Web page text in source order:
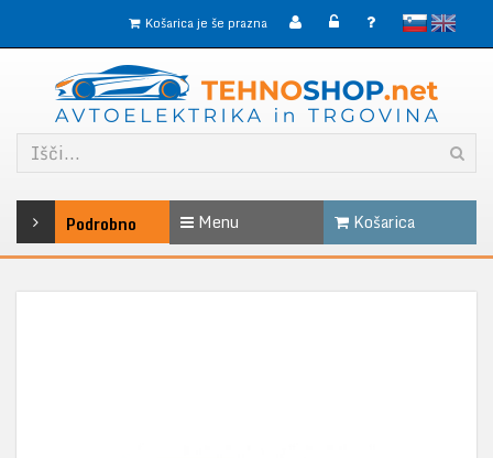
slovenskoEnglish
Košarica je še prazna
Podrobno Menu Košarica